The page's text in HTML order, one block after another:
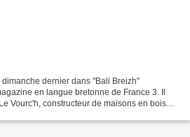
dernier dans "Bali Breizh"
en langue bretonne de France 3. Il
Vourc'h, constructeur de maisons en bois